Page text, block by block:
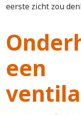
eerste zicht zou
een